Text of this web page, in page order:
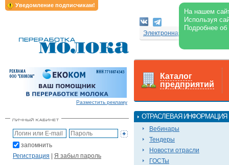
Уведомление подписчикам!
На нашем
Используя
Подробнее
Электронная версия
Разместить рекламу
запомнить
Регистрация | Я забыл пароль
Каталог
предприятий
ОТРАСЛЕВАЯ ИНФОРМАЦИЯ
Вебинары
Тендеры
Новости отрасли
ГОСТы